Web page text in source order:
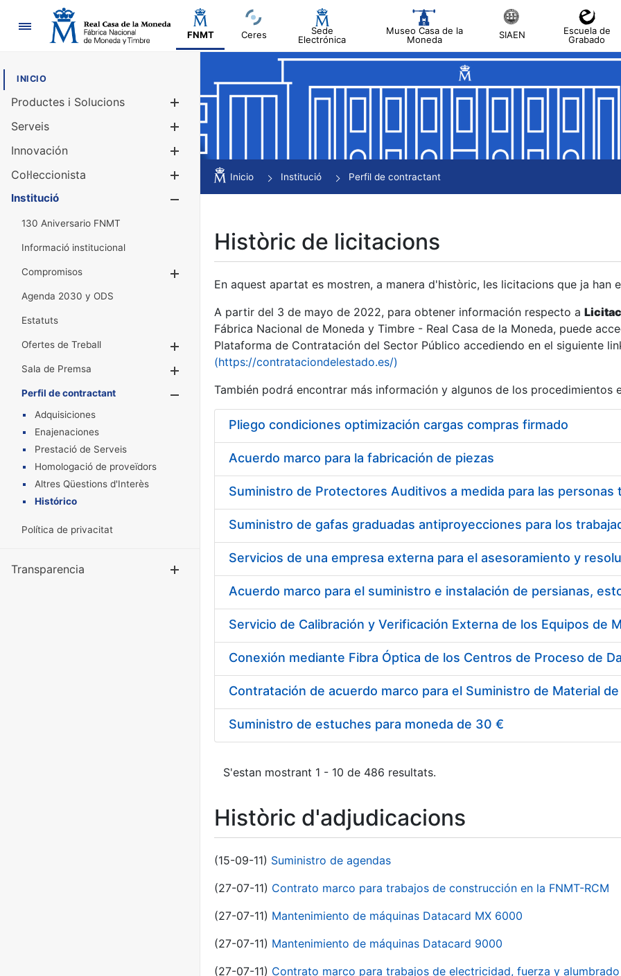
Navegació
FNMT Ceres
Sede
Electrónica
Museo Casa de la
Moneda
SIAEN
Escuela de
Grabado
INICIO
Productes i Solucions
Mostra/Amaga
Serveis
Innovación
Col·leccionista
Mostra/Amaga
Institució
130 Aniversario FNMT
Informació institucional
Compromisos
Agenda 2030 y ODS
Estatuts
Ofertes de Treball
Mostra/Amaga
Sala de Premsa
Mostra/Amaga
Perfil de contractant
Mostra/Amaga
Adquisiciones
Enajenaciones
Prestació de Serveis
Homologació de proveïdors
Altres Qüestions d'Interès
Histórico
Política de privacitat
Transparencia
Inicio Institució Perfil de contractant
Històric de licitacions
En aquest apartat es mostren, a manera d'històric, les licitacions que ja
A partir del 3 de mayo de 2022, para obtener información respecto a
Fábrica Nacional de Moneda y Timbre - Real Casa de la Moneda, puede
Plataforma de Contratación del Sector Público accediendo en el siguiente
(https://contrataciondelestado.es/)
También podrá encontrar más información y algunos de los procedimientos
Pliego condiciones optimización cargas compras firmado
Acuerdo marco para la fabricación de piezas
Acuerdo marco para el suministro e instalación de persianas,
Suministro de estuches para moneda de 30 €
S'estan mostrant 1 - 10 de 486 resultats.
Històric d'adjudicacions
(15-09-11) Suministro de agendas
(27-07-11) Contrato marco para trabajos de construcción en la FNMT-RCM
(27-07-11) Mantenimiento de máquinas Datacard MX 6000
(27-07-11) Mantenimiento de máquinas Datacard 9000
(27-07-11) Contrato marco para trabajos de electricidad, fuerza y alumbrado